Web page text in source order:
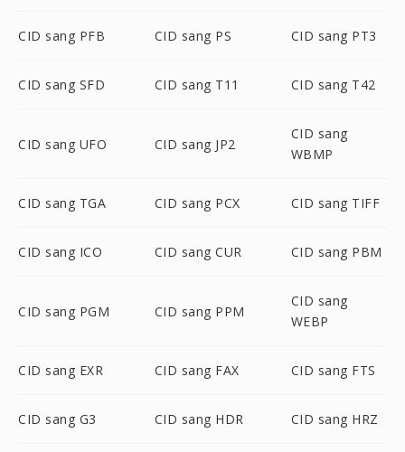
CID sang PFB CID sang PS CID sang PT3
CID sang SFD CID sang T11 CID sang T42
CID sang UFO CID sang JP2
CID sang
WBMP
CID sang TGA CID sang PCX CID sang TIFF
CID sang ICO CID sang CUR CID sang PBM
CID sang PGM CID sang PPM
CID sang
WEBP
CID sang EXR CID sang FAX CID sang FTS
CID sang G3 CID sang HDR CID sang HRZ